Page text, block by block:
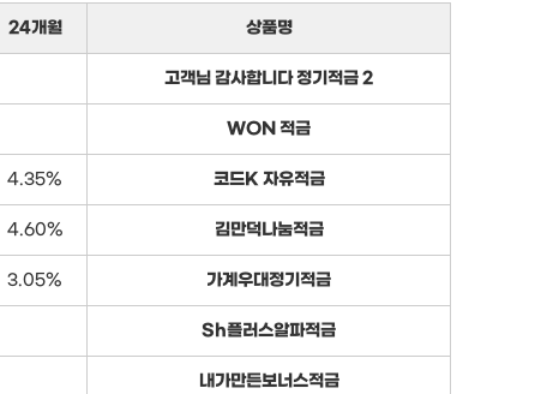
24개월 상품명
고객님 감사합니다 정기적금 2
WON 적금
4.35% 코드K 자유적금
4.60% 김만덕나눔적금
3.05% 가계우대정기적금
Sh플러스알파적금
내가만든보너스적금